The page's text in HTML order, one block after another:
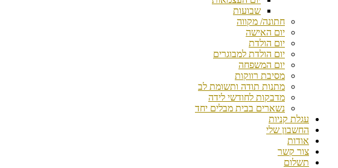
שבועות
חתונה/ מקווה
יום האישה
יום הולדת
יום הולדת למבוגרים
יום המשפחה
מסיבת רווקות
מתנות תודה ותשומת לב
מדבקות לחודשי לידה
נשארים בבית מבלים יחד
עגלת קניות
החשבון שלי
אודות
צור קשר
תשלום